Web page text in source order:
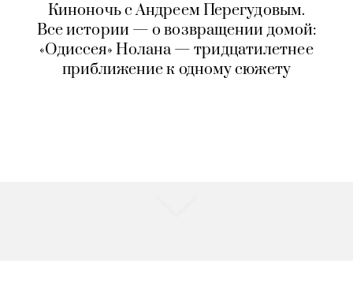
Киноночь с Андреем Перегудовым.
Все истории — о возвращении домой:
«Одиссея» Нолана — тридцатилетнее
приближение к одному сюжету